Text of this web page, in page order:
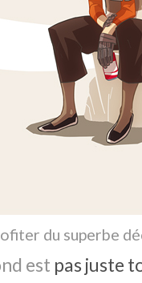
du superbe
est pas juste